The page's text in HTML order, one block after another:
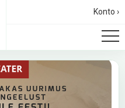
Konto ›